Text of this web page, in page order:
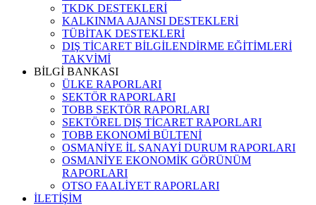
TKDK DESTEKLERİ
KALKINMA AJANSI DESTEKLERİ
TÜBİTAK DESTEKLERİ
DIŞ TİCARET BİLGİLENDİRME EĞİTİMLERİ
TAKVİMİ
BİLGİ BANKASI
ÜLKE RAPORLARI
SEKTÖR RAPORLARI
TOBB SEKTÖR RAPORLARI
SEKTÖREL DIŞ TİCARET RAPORLARI
TOBB EKONOMİ BÜLTENİ
OSMANİYE İL SANAYİ DURUM RAPORLARI
OSMANİYE EKONOMİK GÖRÜNÜM
RAPORLARI
OTSO FAALİYET RAPORLARI
İLETİŞİM